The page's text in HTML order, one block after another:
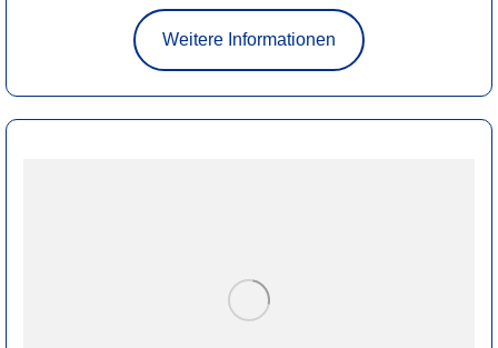
Weitere Informationen